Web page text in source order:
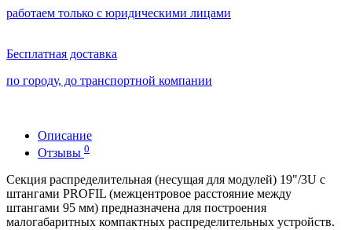
работаем только с юридическими лицами
Бесплатная доставка
по городу, до транспортной компании
Описание
Отзывы 0
Секция распределительная (несущая для модулей) 19"/3U с
штангами PROFIL (межцентровое расстояние между
штангами 95 мм) предназначена для построения
малогабаритных компактных распределительных устройств.